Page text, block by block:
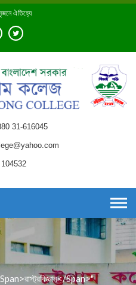
ঐতিহ্যে
31-616045
104532
span>"